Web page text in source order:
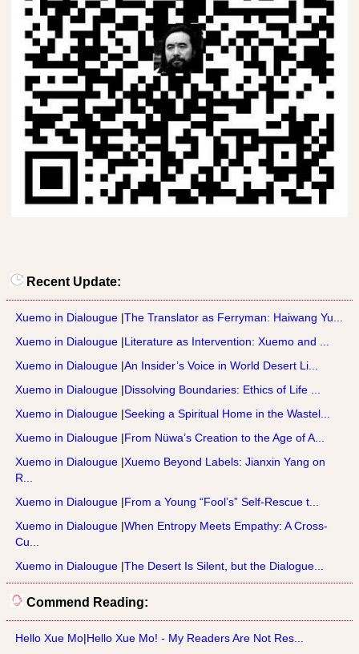
Recent Update:
Xuemo in Dialougue |The Translator as Ferryman: Haiwang Yu...
Xuemo in Dialougue |Literature as Intervention: Xuemo and ...
Xuemo in Dialougue |An Insider’s Voice in World Desert Li...
Xuemo in Dialougue |Dissolving Boundaries: Ethics of Life ...
Xuemo in Dialougue |Seeking a Spiritual Home in the Wastel...
Xuemo in Dialougue |From Nüwa’s Creation to the Age of A...
Xuemo in Dialougue |Xuemo Beyond Labels: Jianxin Yang on
R...
Xuemo in Dialougue |From a Young “Fool’s” Self-Rescue t...
Xuemo in Dialougue |When Entropy Meets Empathy: A Cross-
Cu...
Xuemo in Dialougue |The Desert Is Silent, but the Dialogue...
Commend Reading:
Hello Xue Mo|Hello Xue Mo! - My Readers Are Not Res...